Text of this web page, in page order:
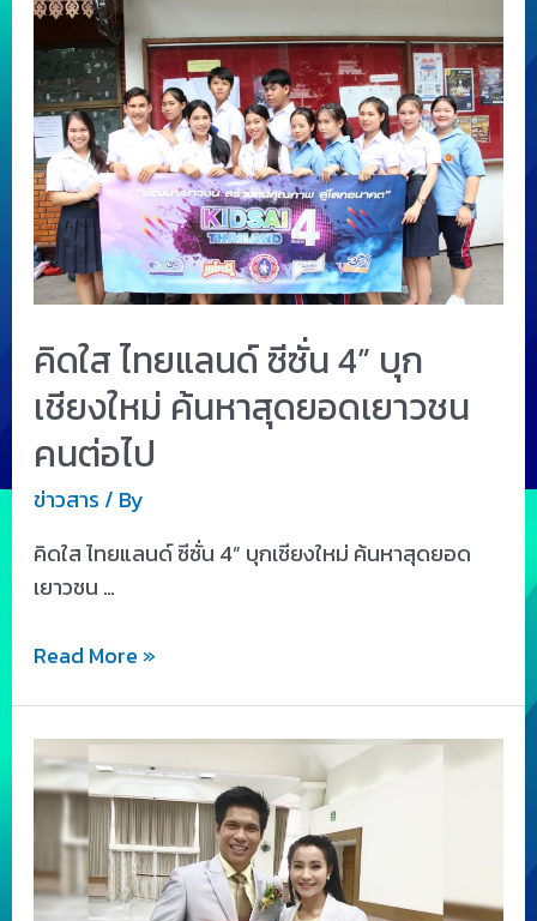
คิดใส ไทยแลนด์ ซีซั่น 4” บุก
เชียงใหม่ ค้นหาสุดยอดเยาวชน
คนต่อไป
ข่าวสาร / By
คิดใส ไทยแลนด์ ซีซั่น 4” บุกเชียงใหม่ ค้นหาสุดยอด
เยาวชน …
Read More »